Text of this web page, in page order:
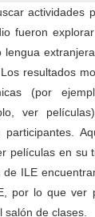
actividades
fueron
lengua
resultados
(por
ver
películas en su
ILE
por lo que ver
salón de clases.